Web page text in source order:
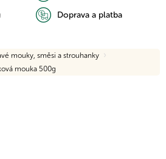
Doprava a platba
mouky, směsi a strouhanky
mouka 500g